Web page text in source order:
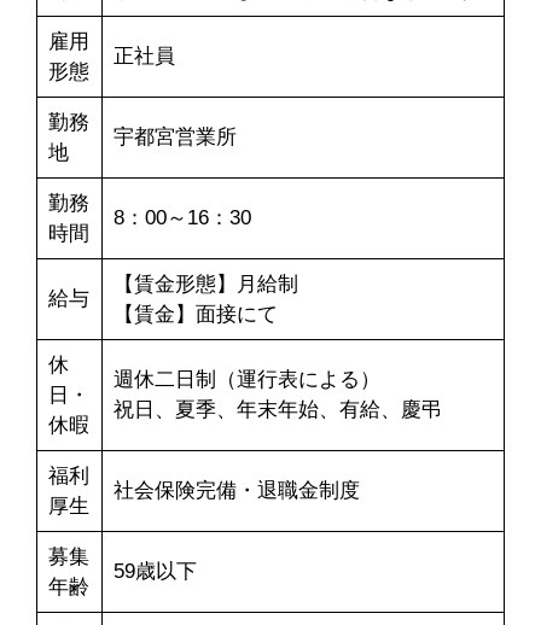
雇用
形態
正社員
勤務
地
宇都宮営業所
勤務
時間
8：00～16：30
給与
【賃金形態】月給制
【賃金】面接にて
休
日・
休暇
週休二日制（運行表による）
祝日、夏季、年末年始、有給、慶弔
福利
厚生
社会保険完備・退職金制度
募集
年齢
59歳以下